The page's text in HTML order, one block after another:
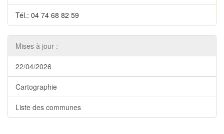
Tél.: 04 74 68 82 59
Mises à jour :
22/04/2026
Cartographie
Liste des communes